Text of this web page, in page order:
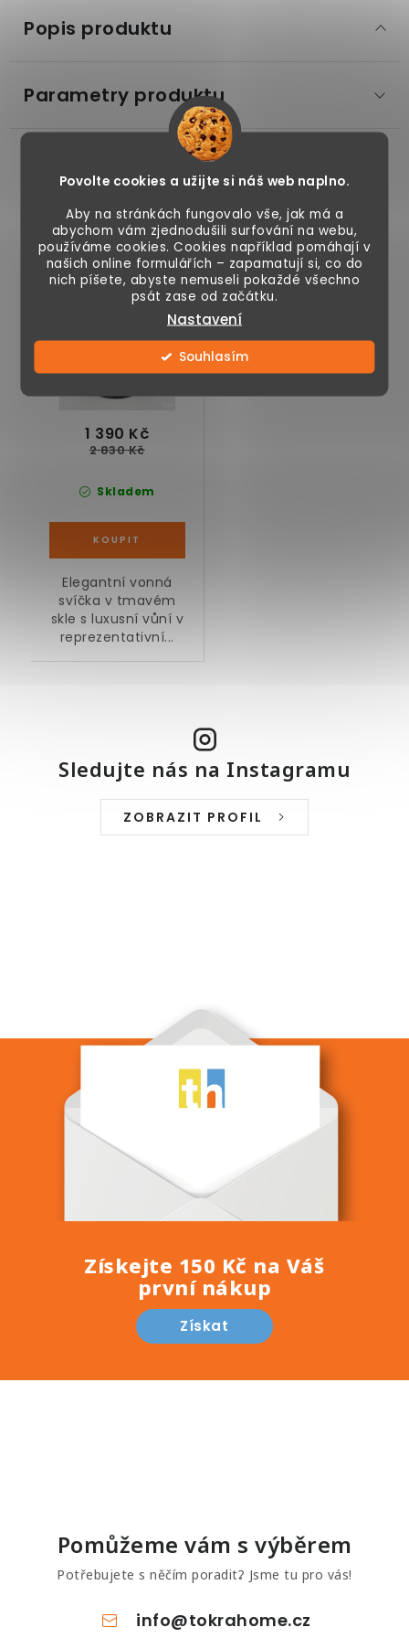
Povolte cookies a užijte si náš web naplno.
Aby na stránkách fungovalo vše, jak má a
abychom vám zjednodušili surfování na webu,
používáme cookies. Cookies například pomáhají v
našich online formulářích – zapamatují si, co do
nich píšete, abyste nemuseli pokaždé všechno
psát zase od začátku.
Nastavení
Souhlasím
Popis produktu
Parametry produktu
Podobné produkty
Vonná svíčka černá
ve skle se stužkou,
výška 23 cm - vůně
šampaňského
Skladem
1 390 Kč
2 830 Kč
Elegantní vonná
svíčka v tmavém
skle s luxusní vůní v
reprezentativní...
Sledujte nás na Instagramu
ZOBRAZIT PROFIL
Získejte 150 Kč na Váš
první nákup
Získat
Pomůžeme vám s výběrem
Potřebujete s něčím poradit? Jsme tu pro vás!
info@tokrahome.cz